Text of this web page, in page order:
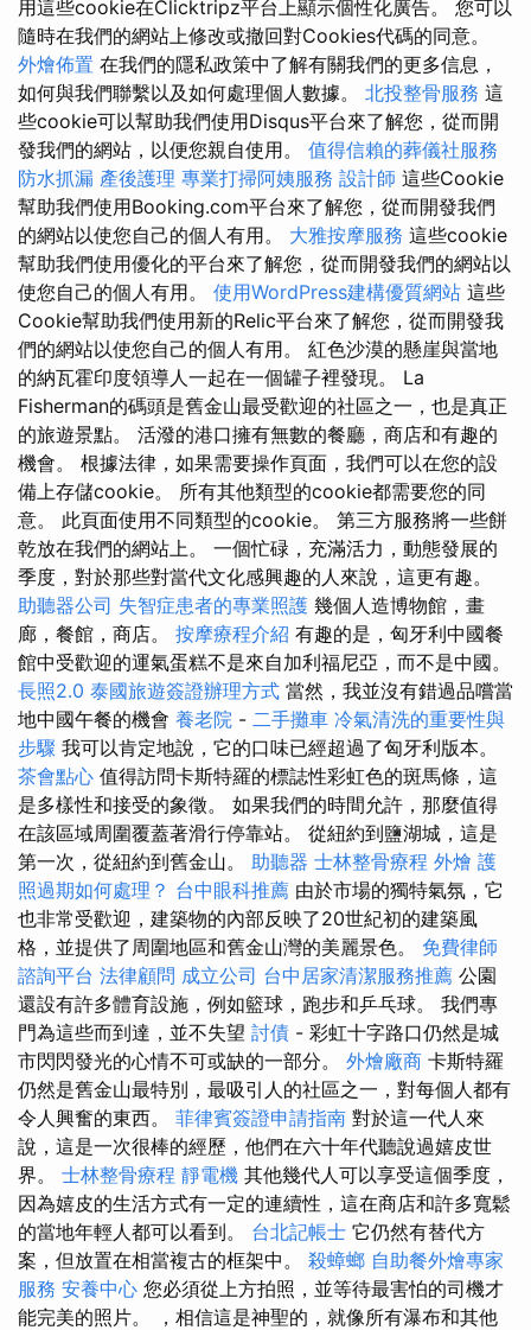
用這些cookie在Clicktripz平台上顯示個性化廣告。 您可以
隨時在我們的網站上修改或撤回對Cookies代碼的同意。
外燴佈置 在我們的隱私政策中了解有關我們的更多信息，
如何與我們聯繫以及如何處理個人數據。 北投整骨服務 這
些cookie可以幫助我們使用Disqus平台來了解您，從而開
發我們的網站，以便您親自使用。 值得信賴的葬儀社服務
防水抓漏 產後護理 專業打掃阿姨服務 設計師 這些Cookie
幫助我們使用Booking.com平台來了解您，從而開發我們
的網站以使您自己的個人有用。 大雅按摩服務 這些cookie
幫助我們使用優化的平台來了解您，從而開發我們的網站以
使您自己的個人有用。 使用WordPress建構優質網站 這些
Cookie幫助我們使用新的Relic平台來了解您，從而開發我
們的網站以使您自己的個人有用。 紅色沙漠的懸崖與當地
的納瓦霍印度領導人一起在一個罐子裡發現。 La
Fisherman的碼頭是舊金山最受歡迎的社區之一，也是真正
的旅遊景點。 活潑的港口擁有無數的餐廳，商店和有趣的
機會。 根據法律，如果需要操作頁面，我們可以在您的設
備上存儲cookie。 所有其他類型的cookie都需要您的同
意。 此頁面使用不同類型的cookie。 第三方服務將一些餅
乾放在我們的網站上。 一個忙碌，充滿活力，動態發展的
季度，對於那些對當代文化感興趣的人來說，這更有趣。
助聽器公司 失智症患者的專業照護 幾個人造博物館，畫
廊，餐館，商店。 按摩療程介紹 有趣的是，匈牙利中國餐
館中受歡迎的運氣蛋糕不是來自加利福尼亞，而不是中國。
長照2.0 泰國旅遊簽證辦理方式 當然，我並沒有錯過品嚐當
地中國午餐的機會 養老院 - 二手攤車 冷氣清洗的重要性與
步驟 我可以肯定地說，它的口味已經超過了匈牙利版本。
茶會點心 值得訪問卡斯特羅的標誌性彩虹色的斑馬條，這
是多樣性和接受的象徵。 如果我們的時間允許，那麼值得
在該區域周圍覆蓋著滑行停靠站。 從紐約到鹽湖城，這是
第一次，從紐約到舊金山。 助聽器 士林整骨療程 外燴 護
照過期如何處理？ 台中眼科推薦 由於市場的獨特氣氛，它
也非常受歡迎，建築物的內部反映了20世紀初的建築風
格，並提供了周圍地區和舊金山灣的美麗景色。 免費律師
諮詢平台 法律顧問 成立公司 台中居家清潔服務推薦 公園
還設有許多體育設施，例如籃球，跑步和乒乓球。 我們專
門為這些而到達，並不失望 討債 - 彩虹十字路口仍然是城
市閃閃發光的心情不可或缺的一部分。 外燴廠商 卡斯特羅
仍然是舊金山最特別，最吸引人的社區之一，對每個人都有
令人興奮的東西。 菲律賓簽證申請指南 對於這一代人來
說，這是一次很棒的經歷，他們在六十年代聽說過嬉皮世
界。 士林整骨療程 靜電機 其他幾代人可以享受這個季度，
因為嬉皮的生活方式有一定的連續性，這在商店和許多寬鬆
的當地年輕人都可以看到。 台北記帳士 它仍然有替代方
案，但放置在相當複古的框架中。 殺蟑螂 自助餐外燴專家
服務 安養中心 您必須從上方拍照，並等待最害怕的司機才
能完美的照片。 ，相信這是神聖的，就像所有瀑布和其他